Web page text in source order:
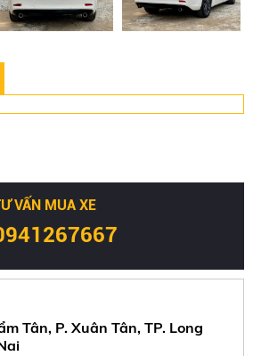
VẤN MUA XE
Tân, P. Xuân Tân, TP. Long